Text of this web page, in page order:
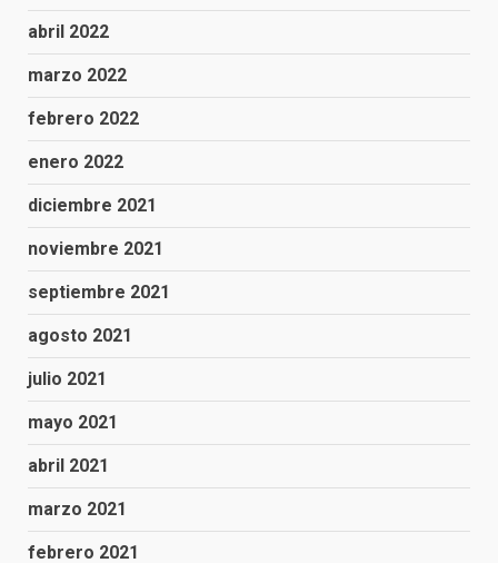
abril 2022
marzo 2022
febrero 2022
enero 2022
diciembre 2021
noviembre 2021
septiembre 2021
agosto 2021
julio 2021
mayo 2021
abril 2021
marzo 2021
febrero 2021